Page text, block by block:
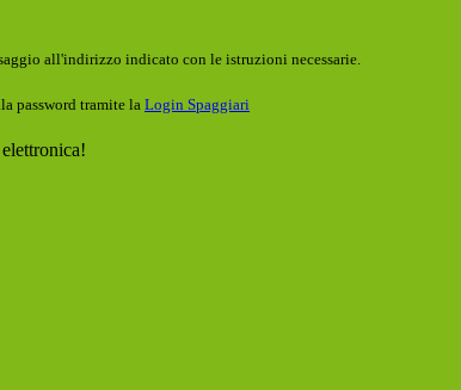
all'indirizzo indicato con le istruzioni necessarie.
password tramite la Login Spaggiari